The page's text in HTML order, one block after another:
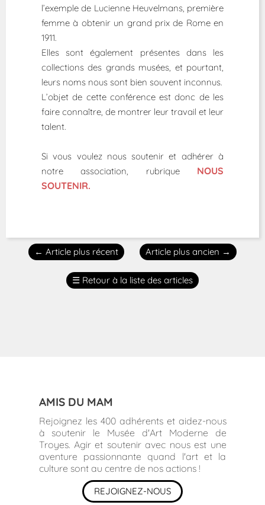
l’exemple de Lucienne Heuvelmans, première
femme à obtenir un grand prix de Rome en
1911.
Elles sont également présentes dans les
collections des grands musées, et pourtant,
leurs noms nous sont bien souvent inconnus.
L’objet de cette conférence est donc de les
faire connaître, de montrer leur travail et leur
talent.
Si vous voulez nous soutenir et adhérer à
notre association, rubrique NOUS
SOUTENIR.
← Article plus récent Article plus ancien →
☰ Retour à la liste des articles
AMIS DU MAM
Rejoignez les 400 adhérents et aidez-nous
à soutenir le Musée d'Art Moderne de
Troyes. Agir et soutenir avec nous est une
aventure passionnante quand l'art et la
culture sont au centre de nos actions !
REJOIGNEZ-NOUS